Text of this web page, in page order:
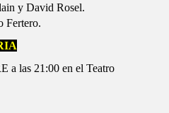
y David Rosel.
Fertero.
las 21:00 en el Teatro